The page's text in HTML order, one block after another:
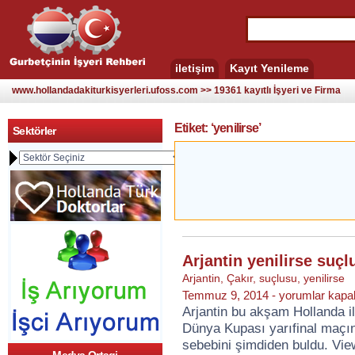
iletişim Kayıt Yenileme
www.hollandadakiturkisyerleri.ufoss.com >> 19361 kayıtlı İşyeri ve Firma
Sektörler Etiket: ‘yenilirse’
Arjantin yenilirse
Arjantin Çakır, suçlusu yenilirse
Temmuz 9, 2014 - Arjantin
yenilirse
suçlusu
Çakır!
yorumlar
Arjantin bu akşam Hollanda
Dünya Kupası yarıfinal
sebebini şimdiden buldu.